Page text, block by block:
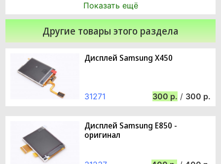
Показать ещё
Другие товары этого раздела
Дисплей Samsung X450
31271 300 / 300
Дисплей Samsung E850 -
оригинал